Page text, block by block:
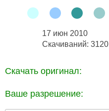
17 июн 2010
Скачиваний: 3120
Скачать оригинал:
Ваше разрешение: